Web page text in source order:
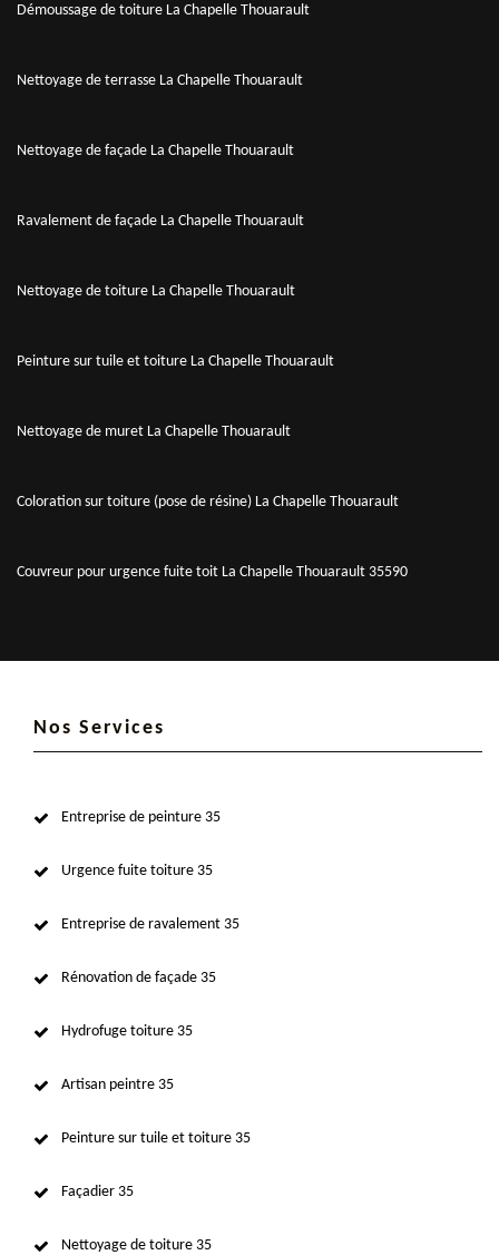
Démoussage de toiture La Chapelle Thouarault
Nettoyage de terrasse La Chapelle Thouarault
Nettoyage de façade La Chapelle Thouarault
Ravalement de façade La Chapelle Thouarault
Nettoyage de toiture La Chapelle Thouarault
Peinture sur tuile et toiture La Chapelle Thouarault
Nettoyage de muret La Chapelle Thouarault
Coloration sur toiture (pose de résine) La Chapelle Thouarault
Couvreur pour urgence fuite toit La Chapelle Thouarault 35590
Nos Services
Entreprise de peinture 35
Urgence fuite toiture 35
Entreprise de ravalement 35
Rénovation de façade 35
Hydrofuge toiture 35
Artisan peintre 35
Peinture sur tuile et toiture 35
Façadier 35
Nettoyage de toiture 35